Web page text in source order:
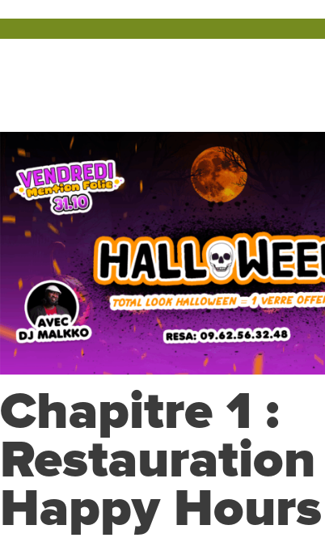
Chapitre 1 :
Restauration
Happy Hours